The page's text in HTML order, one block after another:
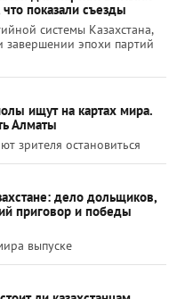
показали съезды
системы Казахстана,
эпохи партий
ищут на картах мира.
Алматы
зрителя остановиться
дело дольщиков,
приговор и победы
выпуске